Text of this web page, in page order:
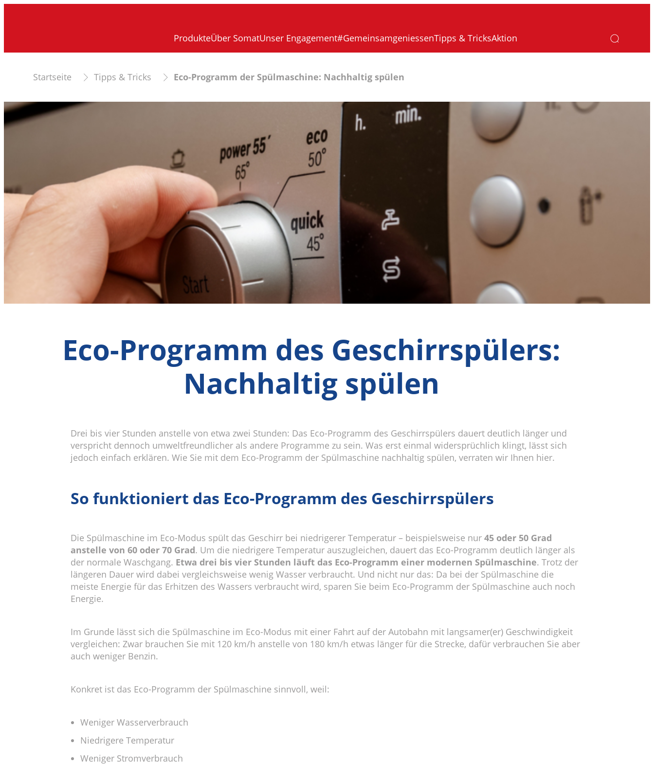
ProdukteÜber SomatUnser Engagement#GemeinsamgeniessenTipps & TricksAktion
Startseite Tipps & Tricks Eco-Programm der Spülmaschine: Nachhaltig spülen
Eco-Programm des Geschirrspülers:
Nachhaltig spülen
Drei bis vier Stunden anstelle von etwa zwei Stunden: Das Eco-Programm des Geschirrspülers dauert deutlich länger und
verspricht dennoch umweltfreundlicher als andere Programme zu sein. Was erst einmal widersprüchlich klingt, lässt sich
jedoch einfach erklären. Wie Sie mit dem Eco-Programm der Spülmaschine nachhaltig spülen, verraten wir Ihnen hier.
So funktioniert das Eco-Programm des Geschirrspülers
Die Spülmaschine im Eco-Modus spült das Geschirr bei niedrigerer Temperatur – beispielsweise nur45 oder 50 Grad
anstelle von 60 oder 70 Grad. Um die niedrigere Temperatur auszugleichen, dauert das Eco-Programm deutlich länger als
der normale Waschgang. Etwa drei bis vier Stunden läuft das Eco-Programm einer modernen Spülmaschine. Trotz der
längeren Dauer wird dabei vergleichsweise wenig Wasser verbraucht. Und nicht nur das: Da bei der Spülmaschine die
meiste Energie für das Erhitzen des Wassers verbraucht wird, sparen Sie beim Eco-Programm der Spülmaschine auch noch
Energie.
Im Grunde lässt sich die Spülmaschine im Eco-Modus mit einer Fahrt auf der Autobahn mit langsamer(er) Geschwindigkeit
vergleichen: Zwar brauchen Sie mit 120 km/h anstelle von 180 km/h etwas länger für die Strecke, dafür verbrauchen Sie aber
auch weniger Benzin.
Konkret ist das Eco-Programm der Spülmaschine sinnvoll, weil:
Weniger Wasserverbrauch
Niedrigere Temperatur
Weniger Stromverbrauch